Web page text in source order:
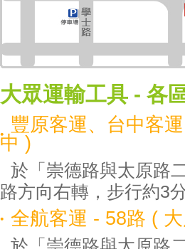
大眾運輸工具 - 各
豐原客運、台中客
中 )
於「崇德路與太原路
路方向右轉，步行約3
全航客運 - 58路 (